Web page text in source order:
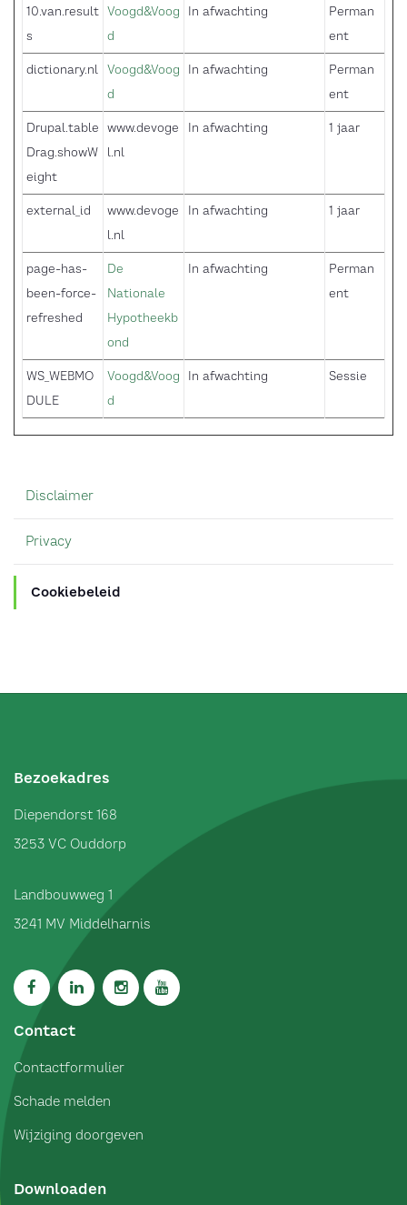
10.van.result
s
Voogd&Voog
d
In afwachting
Perman
ent
dictionary.nl Voogd&Voog
d
In afwachting
Perman
ent
Drupal.table
Drag.showW
eight
www.devoge
l.nl
In afwachting 1 jaar
external_id
www.devoge
l.nl
In afwachting 1 jaar
page-has-
been-force-
refreshed
De
Nationale
Hypotheekb
ond
In afwachting
Perman
ent
WS_WEBMO
DULE
Voogd&Voog
d
In afwachting Sessie
Disclaimer
Privacy
Cookiebeleid
Bezoekadres
Diependorst 168
3253 VC Ouddorp
Landbouwweg 1
3241 MV Middelharnis
Contact
Contactformulier
Schade melden
Wijziging doorgeven
Downloaden